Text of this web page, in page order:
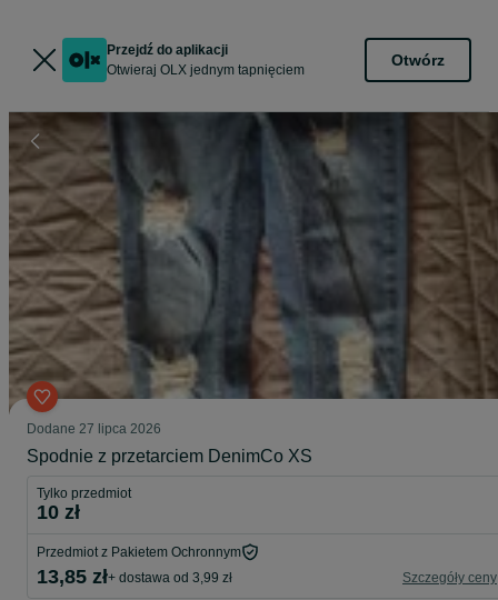
Przejdź do aplikacji
Otwieraj OLX jednym tapnięciem
Otwórz
Dodane 27 lipca 2026
Spodnie z przetarciem DenimCo XS
Tylko przedmiot
10 zł
Przedmiot z Pakietem Ochronnym
13,85 zł+ dostawa od 3,99 zł Szczegóły ceny